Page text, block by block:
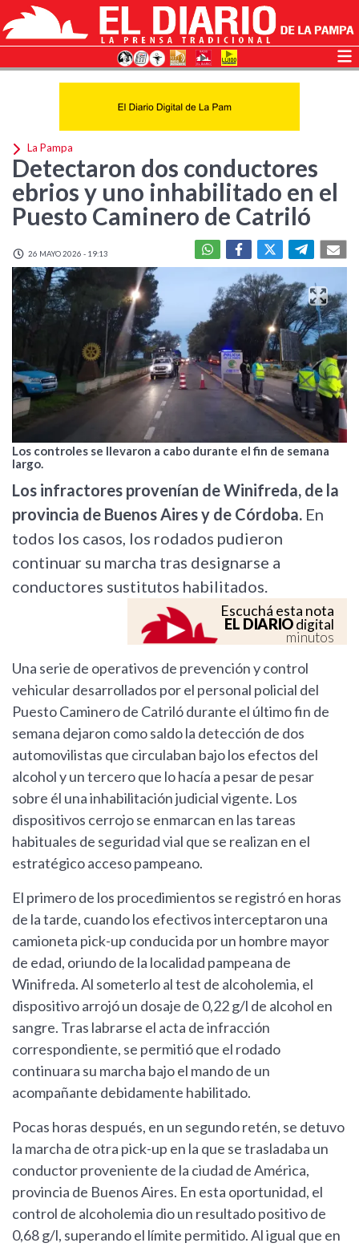
La Pampa
Detectaron dos conductores
ebrios y uno inhabilitado en el
Puesto Caminero de Catriló
26 MAYO 2026 - 19:13
Los controles se llevaron a cabo durante el fin de semana
largo.
Los infractores provenían de Winifreda, de la
provincia de Buenos Aires y de Córdoba. En
todos los casos, los rodados pudieron
continuar su marcha tras designarse a
conductores sustitutos habilitados.
Escuchá esta nota
EL DIARIOdigital
minutos
Una serie de operativos de prevención y control
vehicular desarrollados por el personal policial del
Puesto Caminero de Catriló durante el último fin de
semana dejaron como saldo la detección de dos
automovilistas que circulaban bajo los efectos del
alcohol y un tercero que lo hacía a pesar de pesar
sobre él una inhabilitación judicial vigente. Los
dispositivos cerrojo se enmarcan en las tareas
habituales de seguridad vial que se realizan en el
estratégico acceso pampeano.
El primero de los procedimientos se registró en horas
de la tarde, cuando los efectivos interceptaron una
camioneta pick-up conducida por un hombre mayor
de edad, oriundo de la localidad pampeana de
Winifreda. Al someterlo al test de alcoholemia, el
dispositivo arrojó un dosaje de 0,22 g/l de alcohol en
sangre. Tras labrarse el acta de infracción
correspondiente, se permitió que el rodado
continuara su marcha bajo el mando de un
acompañante debidamente habilitado.
Pocas horas después, en un segundo retén, se detuvo
la marcha de otra pick-up en la que se trasladaba un
conductor proveniente de la ciudad de América,
provincia de Buenos Aires. En esta oportunidad, el
control de alcoholemia dio un resultado positivo de
0,68 g/l, superando el límite permitido. Al igual que en